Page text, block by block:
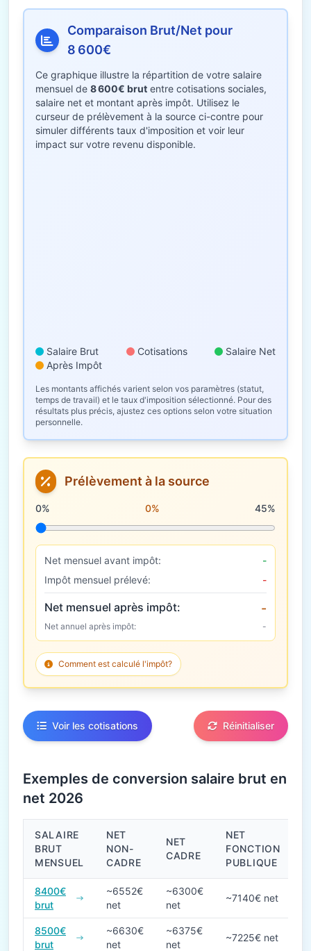
Comparaison Brut/Net pour
8 600€
Ce graphique illustre la répartition de votre salaire
mensuel de 8 600€ brut entre cotisations sociales,
salaire net et montant après impôt. Utilisez le
curseur de prélèvement à la source ci-contre pour
simuler différents taux d'imposition et voir leur
impact sur votre revenu disponible.
Salaire Brut Cotisations
Salaire Net
Après Impôt
Les montants affichés varient selon vos paramètres (statut,
temps de travail) et le taux d'imposition sélectionné. Pour des
résultats plus précis, ajustez ces options selon votre situation
personnelle.
Prélèvement à la source
Taux de prélèvement à la source
0% 0% 45%
Net mensuel avant impôt:
-
Impôt mensuel prélevé:
-
Net mensuel après impôt: -
Net annuel après impôt: -
Comment est calculé l'impôt?
Voir les cotisations Réinitialiser
Exemples de conversion salaire brut en
net 2026
Conversions de salaire brut en net en 2026
SALAIRE
BRUT
MENSUEL
NET
NON-
CADRE
NET
CADRE
NET
FONCTION
PUBLIQUE
8400€
brut
~6552€
net
~6300€
net
~7140€ net
8500€
brut
~6630€
net
~6375€
net
~7225€ net